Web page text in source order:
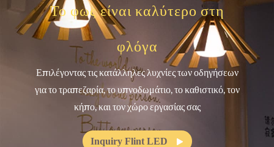
Το φως είναι καλύτερο στη
φλόγα
Επιλέγοντας τις κατάλληλες λυχνίες των οδηγήσεων
για το τραπεζαρία, το υπνοδωμάτιο, το καθιστικό, τον
κήπο, και τον χώρο εργασίας σας
Inquiry Flint LED 